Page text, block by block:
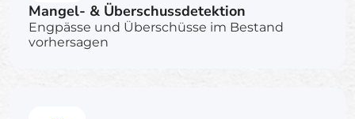
Mangel- & Überschussdetektion
Engpässe und Überschüsse im Bestand
vorhersagen